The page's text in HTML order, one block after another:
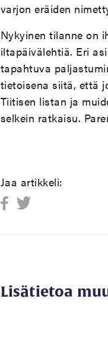
varjon eräiden
Nykyinen tilanne on
iltapäivälehtiä. Eri
tapahtuva
tietoisena siitä, että
Tiitisen listan ja
selkein ratkaisu.
Jaa artikkeli:
Lisätietoa